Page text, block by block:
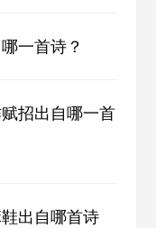
一首诗？
招出自哪一首
出自哪首诗